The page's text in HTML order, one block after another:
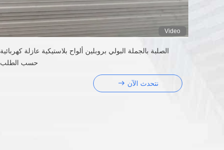
Video
الصلبة بالجملة البولي بروبلين ألواح بلاستيكية عازلة كهربائية
حسب الطلب
نتحدث الآن